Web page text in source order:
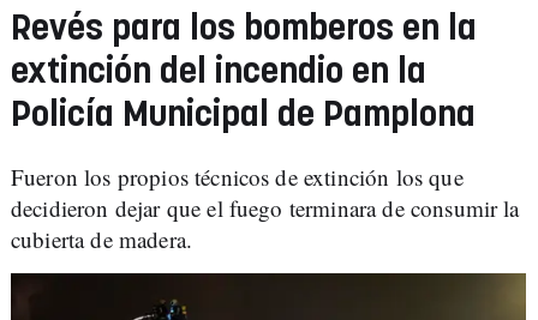
Revés para los bomberos en la
extinción del incendio en la
Policía Municipal de Pamplona
Fueron los propios técnicos de extinción los que
decidieron dejar que el fuego terminara de consumir la
cubierta de madera.